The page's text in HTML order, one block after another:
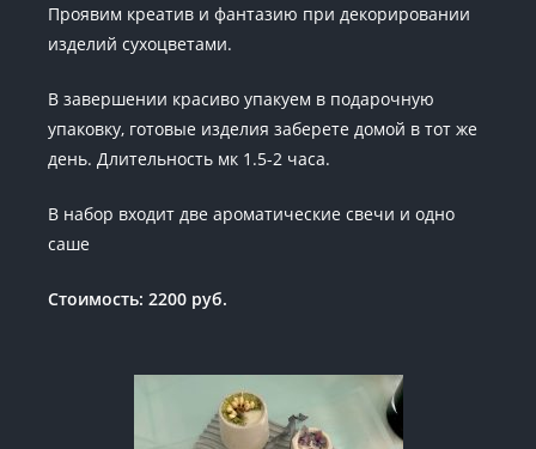
Проявим креатив и фантазию при декорировании
изделий сухоцветами.
В завершении красиво упакуем в подарочную
упаковку, готовые изделия заберете домой в тот же
день. Длительность мк 1.5-2 часа.
В набор входит две ароматические свечи и одно
саше
Стоимость: 2200 руб.